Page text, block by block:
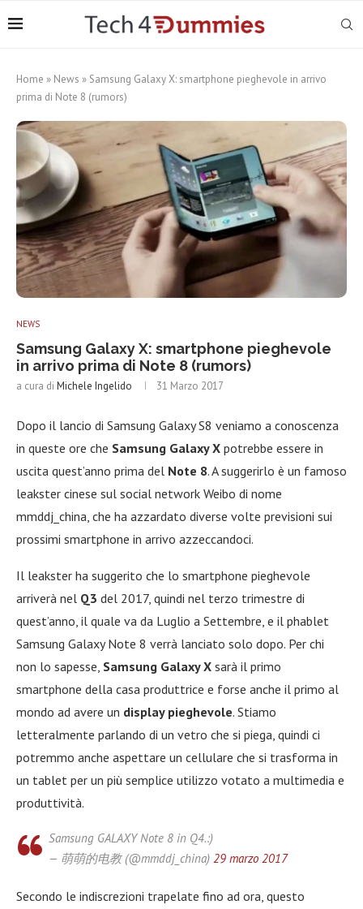
Home » News » Samsung Galaxy X: smartphone pieghevole in arrivo
prima di Note 8 (rumors)
NEWS
Samsung Galaxy X: smartphone pieghevole
in arrivo prima di Note 8 (rumors)
a cura di Michele Ingelido 31 Marzo 2017
Dopo il lancio di Samsung Galaxy S8 veniamo a conoscenza
in queste ore che Samsung Galaxy X potrebbe essere in
uscita quest’anno prima del Note 8. A suggerirlo è un famoso
leakster cinese sul social network Weibo di nome
mmddj_china, che ha azzardato diverse volte previsioni sui
prossimi smartphone in arrivo azzeccandoci.
Il leakster ha suggerito che lo smartphone pieghevole
arriverà nel Q3 del 2017, quindi nel terzo trimestre di
quest’anno, il quale va da Luglio a Settembre, e il phablet
Samsung Galaxy Note 8 verrà lanciato solo dopo. Per chi
non lo sapesse, Samsung Galaxy X sarà il primo
smartphone della casa produttrice e forse anche il primo al
mondo ad avere un display pieghevole. Stiamo
letteralmente parlando di un vetro che si piega, quindi ci
potremmo anche aspettare un cellulare che si trasforma in
un tablet per un più semplice utilizzo votato a multimedia e
produttività.
Samsung GALAXY Note 8 in Q4.:)
— 萌萌的电教 (@mmddj_china) 29 marzo 2017
Secondo le indiscrezioni trapelate fino ad ora, questo